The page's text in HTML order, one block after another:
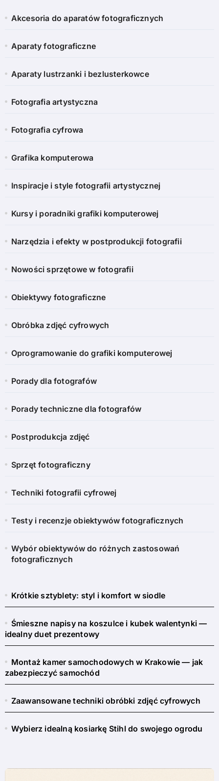
Akcesoria do aparatów fotograficznych
Aparaty fotograficzne
Aparaty lustrzanki i bezlusterkowce
Fotografia artystyczna
Fotografia cyfrowa
Grafika komputerowa
Inspiracje i style fotografii artystycznej
Kursy i poradniki grafiki komputerowej
Narzędzia i efekty w postprodukcji fotografii
Nowości sprzętowe w fotografii
Obiektywy fotograficzne
Obróbka zdjęć cyfrowych
Oprogramowanie do grafiki komputerowej
Porady dla fotografów
Porady techniczne dla fotografów
Postprodukcja zdjęć
Sprzęt fotograficzny
Techniki fotografii cyfrowej
Testy i recenzje obiektywów fotograficznych
Wybór obiektywów do różnych zastosowań
fotograficznych
Krótkie sztyblety: styl i komfort w siodle
Śmieszne napisy na koszulce i kubek walentynki —
idealny duet prezentowy
Montaż kamer samochodowych w Krakowie — jak
zabezpieczyć samochód
Zaawansowane techniki obróbki zdjęć cyfrowych
Wybierz idealną kosiarkę Stihl do swojego ogrodu